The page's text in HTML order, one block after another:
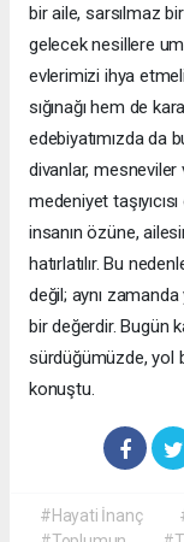
bir aile, sarsılmaz
gelecek nesillere
evlerimizi ihya
sığınağı hem de
edebiyatımızda da
divanlar,
medeniyet
insanın özüne,
hatırlatılır. Bu
değil; aynı
bir değerdir. Bugün
sürdüğümüzde, yol
konuştu.
#Hayati İnanç